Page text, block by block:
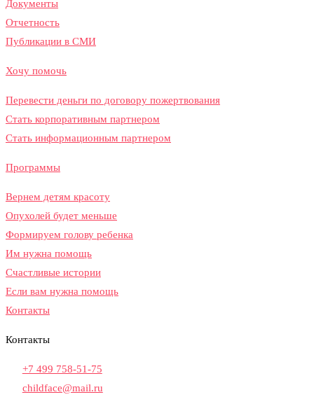
Документы
Отчетность
Публикации в СМИ
Хочу помочь
Перевести деньги по договору пожертвования
Стать корпоративным партнером
Стать информационным партнером
Программы
Вернем детям красоту​
Опухолей будет меньше​
Формируем голову ребенка​
Им нужна помощь
Счастливые истории
Если вам нужна помощь
Контакты
Контакты
+7 499 758-51-75
childface@mail.ru